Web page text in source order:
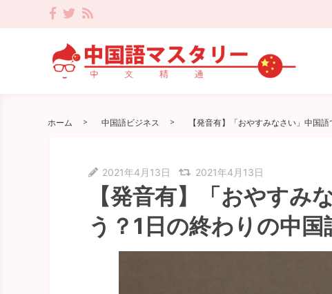
ホーム 中国語ビジネス 【発音有】「おやすみなさい」中国
2021年4月13日 2021年4月13日
【発音有】「おやすみ
う？1日の終わりの中